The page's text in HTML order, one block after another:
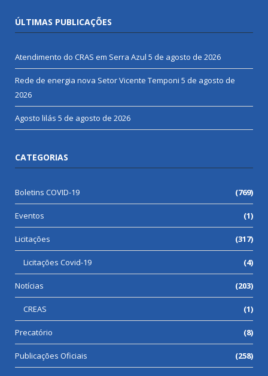
ÚLTIMAS PUBLICAÇÕES
Atendimento do CRAS em Serra Azul 5 de agosto de 2026
Rede de energia nova Setor Vicente Temponi 5 de agosto de
2026
Agosto lilás 5 de agosto de 2026
CATEGORIAS
Boletins COVID-19 (769)
Eventos (1)
Licitações (317)
Licitações Covid-19 (4)
Notícias (203)
CREAS (1)
Precatório (8)
Publicações Oficiais (258)